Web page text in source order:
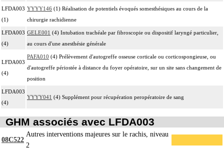
LFDA003
(1)
YYYY146 (1) Réalisation de potentiels évoqués somesthésiques au cours de la
chirurgie rachidienne
LFDA003
(4)
GELE001 (4) Intubation trachéale par fibroscopie ou dispositif laryngé particulier,
au cours d'une anesthésie générale
LFDA003
(4)
PAFA010 (4) Prélèvement d'autogreffe osseuse corticale ou corticospongieuse, ou
d'autogreffe périostée à distance du foyer opératoire, sur un site sans changement de
position
LFDA003
(4)
YYYY041 (4) Supplément pour récupération peropératoire de sang
GHM associés avec LFDA003
08C522
Autres interventions majeures sur le rachis, niveau
2